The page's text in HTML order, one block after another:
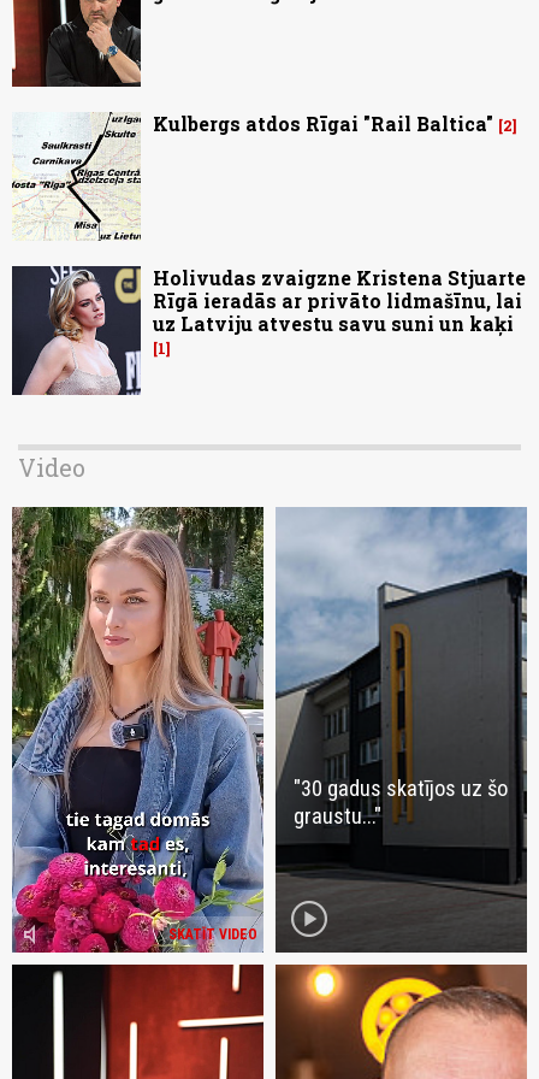
Kulbergs atdos Rīgai "Rail Baltica" 2
Holivudas zvaigzne Kristena Stjuarte
Rīgā ieradās ar privāto lidmašīnu, lai
uz Latviju atvestu savu suni un kaķi
1
Video
SKATĪT VIDEO
volume_mute
"30 gadus skatījos uz šo
graustu..."
play_circle